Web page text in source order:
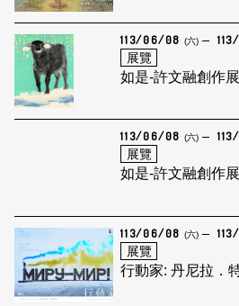
113/06/08 (六)
展覽
如是-許文融創作展
113/06/08 (六)
展覽
如是-許文融創作展
113/06/08 (六)
展覽
行動家: 丹尼拉．